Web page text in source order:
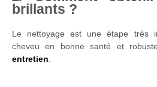
brillants ?
Le nettoyage est une étape très
cheveu en bonne santé et
entretien